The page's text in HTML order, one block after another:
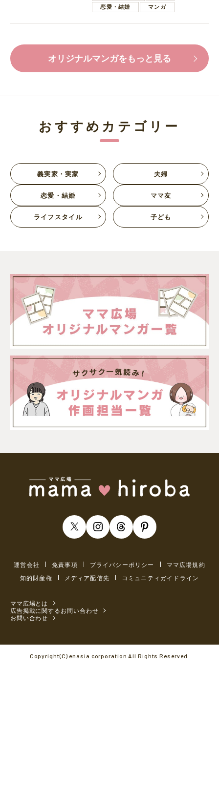
恋愛・結婚
マンガ
オリジナルマンガをもっと見る
おすすめカテゴリー
義実家・実家 夫婦
恋愛・結婚 ママ友
ライフスタイル 子ども
運営会社 免責事項 プライバシーポリシー
ママ広場規約
知的財産権
メディア配信先 コミュニティガイドライン
ママ広場とは
広告掲載に関するお問い合わせ
お問い合わせ
Copyright(C) enasia corporation All Rights Reserved.